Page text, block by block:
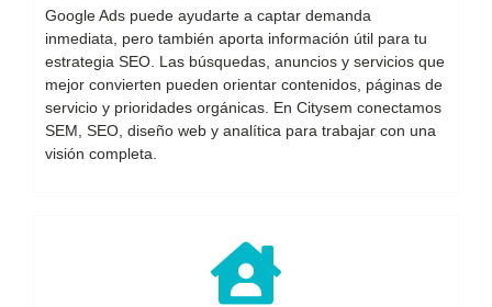
Google Ads puede ayudarte a captar demanda
inmediata, pero también aporta información útil para tu
estrategia SEO. Las búsquedas, anuncios y servicios que
mejor convierten pueden orientar contenidos, páginas de
servicio y prioridades orgánicas. En Citysem conectamos
SEM, SEO, diseño web y analítica para trabajar con una
visión completa.